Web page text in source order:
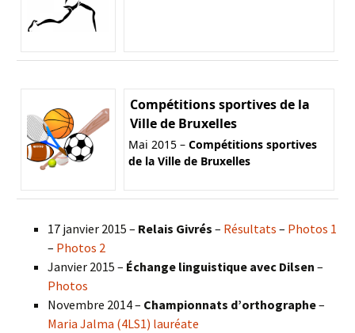
Compétitions sportives de la
Ville de Bruxelles
Mai 2015 – Compétitions sportives
de la Ville de Bruxelles
17 janvier 2015 – Relais Givrés – Résultats – Photos 1
– Photos 2
Janvier 2015 – Échange linguistique avec Dilsen –
Photos
Novembre 2014 – Championnats d’orthographe–
Maria Jalma (4LS1) lauréate